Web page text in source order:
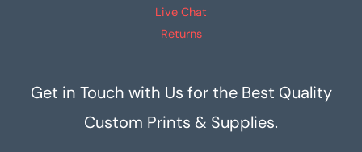
Quick Links
Important Links